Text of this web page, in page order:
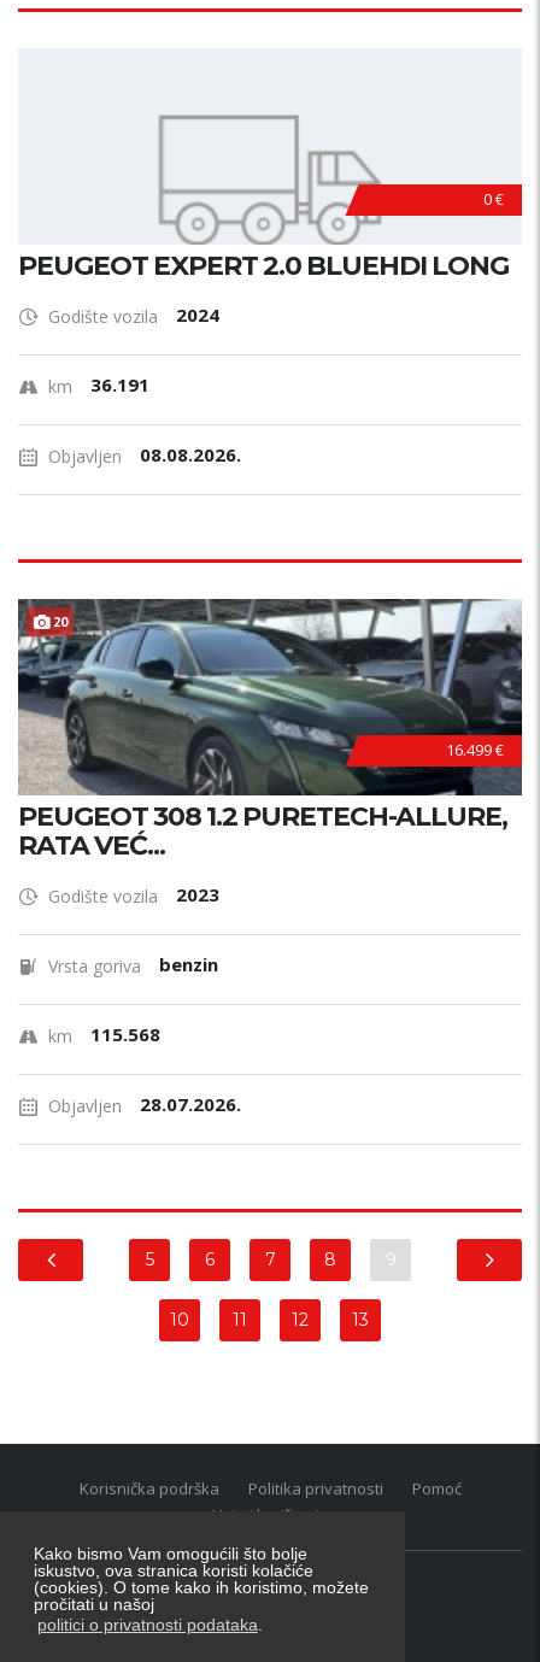
Kako bismo Vam omogućili što bolje
iskustvo, ova stranica koristi kolačiće
(cookies). O tome kako ih koristimo, možete
pročitati u našoj
politici o privatnosti podataka
0 €
PEUGEOT EXPERT 2.0 BLUEHDI LONG
Godište vozila 2024
km 36.191
Objavljen 08.08.2026.
20
16.499 €
PEUGEOT 308 1.2 PURETECH-ALLURE,
RATA VEĆ...
Godište vozila 2023
Vrsta goriva benzin
km 115.568
Objavljen 28.07.2026.
5 6 7 8 9
10 11 12 13
Korisnička podrška Politika privatnosti
Pomoć
Uvjeti korištenja
Oglasnik grupacija:posao.hr|oglasnik.hr|auti.hr
Tečaj za konverziju u EUR valutu: 1 euro = 7.53450 kn